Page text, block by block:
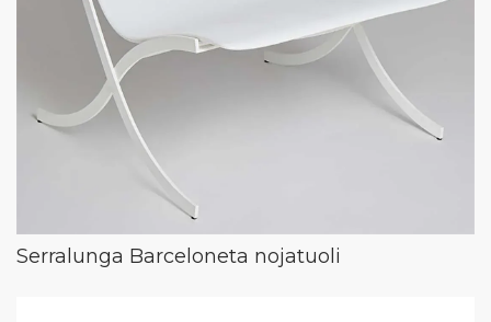
Serralunga Barceloneta nojatuoli